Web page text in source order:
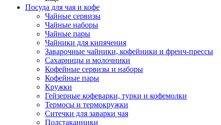
Посуда для чая и кофе
Чайные сервизы
Чайные наборы
Чайные пары
Чайники для кипячения
Заварочные чайники, кофейники и френч-прессы
Сахарницы и молочники
Кофейные сервизы и наборы
Кофейные пары
Кружки
Гейзерные кофеварки, турки и кофемолки
Термосы и термокружки
Ситечки для заварки чая
Подстаканники